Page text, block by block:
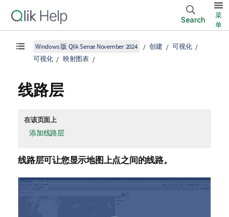
Search
菜
单
Windows 版 Qlik Sense November 2024 创建
可视化
可视化
映射图表
线路层
在该页面上
添加线路层
线路层可让您显示地图上点之间的线路。